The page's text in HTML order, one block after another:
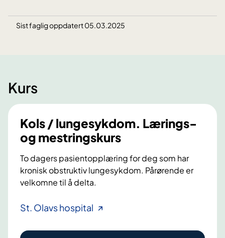
Sist faglig oppdatert 05.03.2025
Kurs
Kols / lungesykdom. Lærings-
og mestringskurs
To dagers pasientopplæring for deg som har
kronisk obstruktiv lungesykdom. Pårørende er
velkomne til å delta.
St. Olavs hospital K
l